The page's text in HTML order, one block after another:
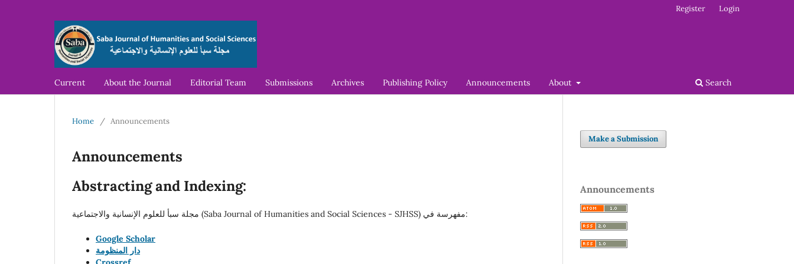
Current About the Journal Editorial Team Submissions Archives Publishing Policy Announcements About Search
Register Login
Home / Announcements
Announcements
Abstracting and Indexing:
مجلة سبأ للعلوم الإنسانية والاجتماعية (Saba Journal of Humanities and Social Sciences - SJHSS) مفهرسة في:
Google Scholar
دار المنظومة
Make a Submission
Announcements